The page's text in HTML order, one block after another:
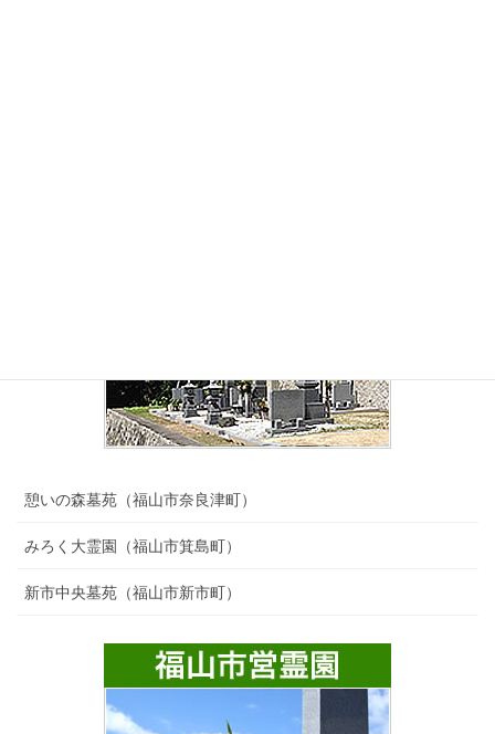
憩いの森墓苑（福山市奈良津町）
みろく大霊園（福山市箕島町）
新市中央墓苑（福山市新市町）